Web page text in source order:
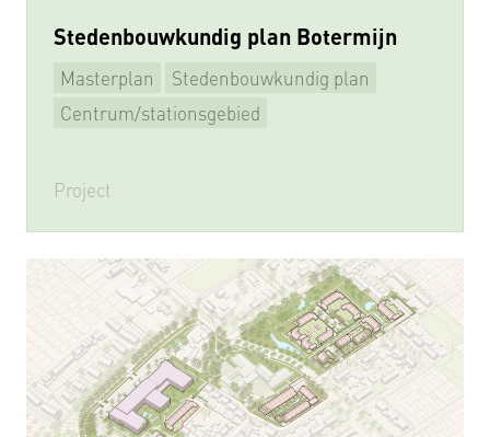
Stedenbouwkundig plan Botermijn
Masterplan
Stedenbouwkundig plan
Herstructurering
Centrum/stationsgebied
Project